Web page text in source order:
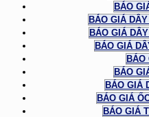
BÁO
BÁO GIÁ
BÁO GIÁ
BÁO GIÁ
BÁO
BÁO
BÁO GIÁ
BÁO GIÁ
BÁO GIÁ